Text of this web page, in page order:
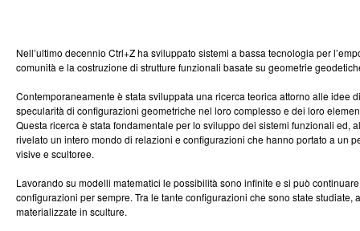
Nell’ultimo decennio Ctrl+Z ha sviluppato sistemi a bassa tecnologia per
comunità e la costruzione di strutture funzionali basate su geometrie
Contemporaneamente è stata sviluppata una ricerca teorica attorno alle idee
specularità di configurazioni geometriche nel loro complesso e dei loro
Questa ricerca è stata fondamentale per lo sviluppo dei sistemi funzionali ed,
rivelato un intero mondo di relazioni e configurazioni che hanno portato a un
visive e scultoree.
Lavorando su modelli matematici le possibilità sono infinite e si può
configurazioni per sempre. Tra le tante configurazioni che sono state studiate,
materializzate in sculture.